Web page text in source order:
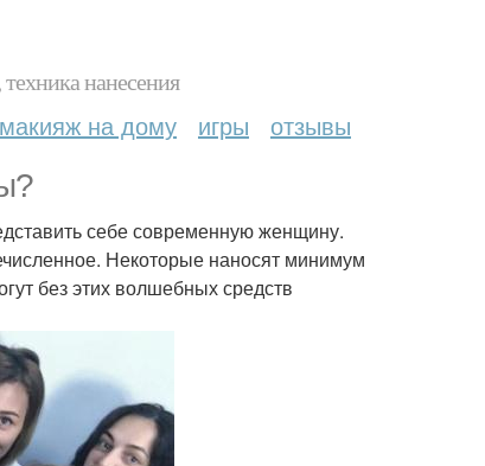
нанесения
на дому игры отзывы
себе современную женщину.
Некоторые наносят минимум
без этих волшебных средств